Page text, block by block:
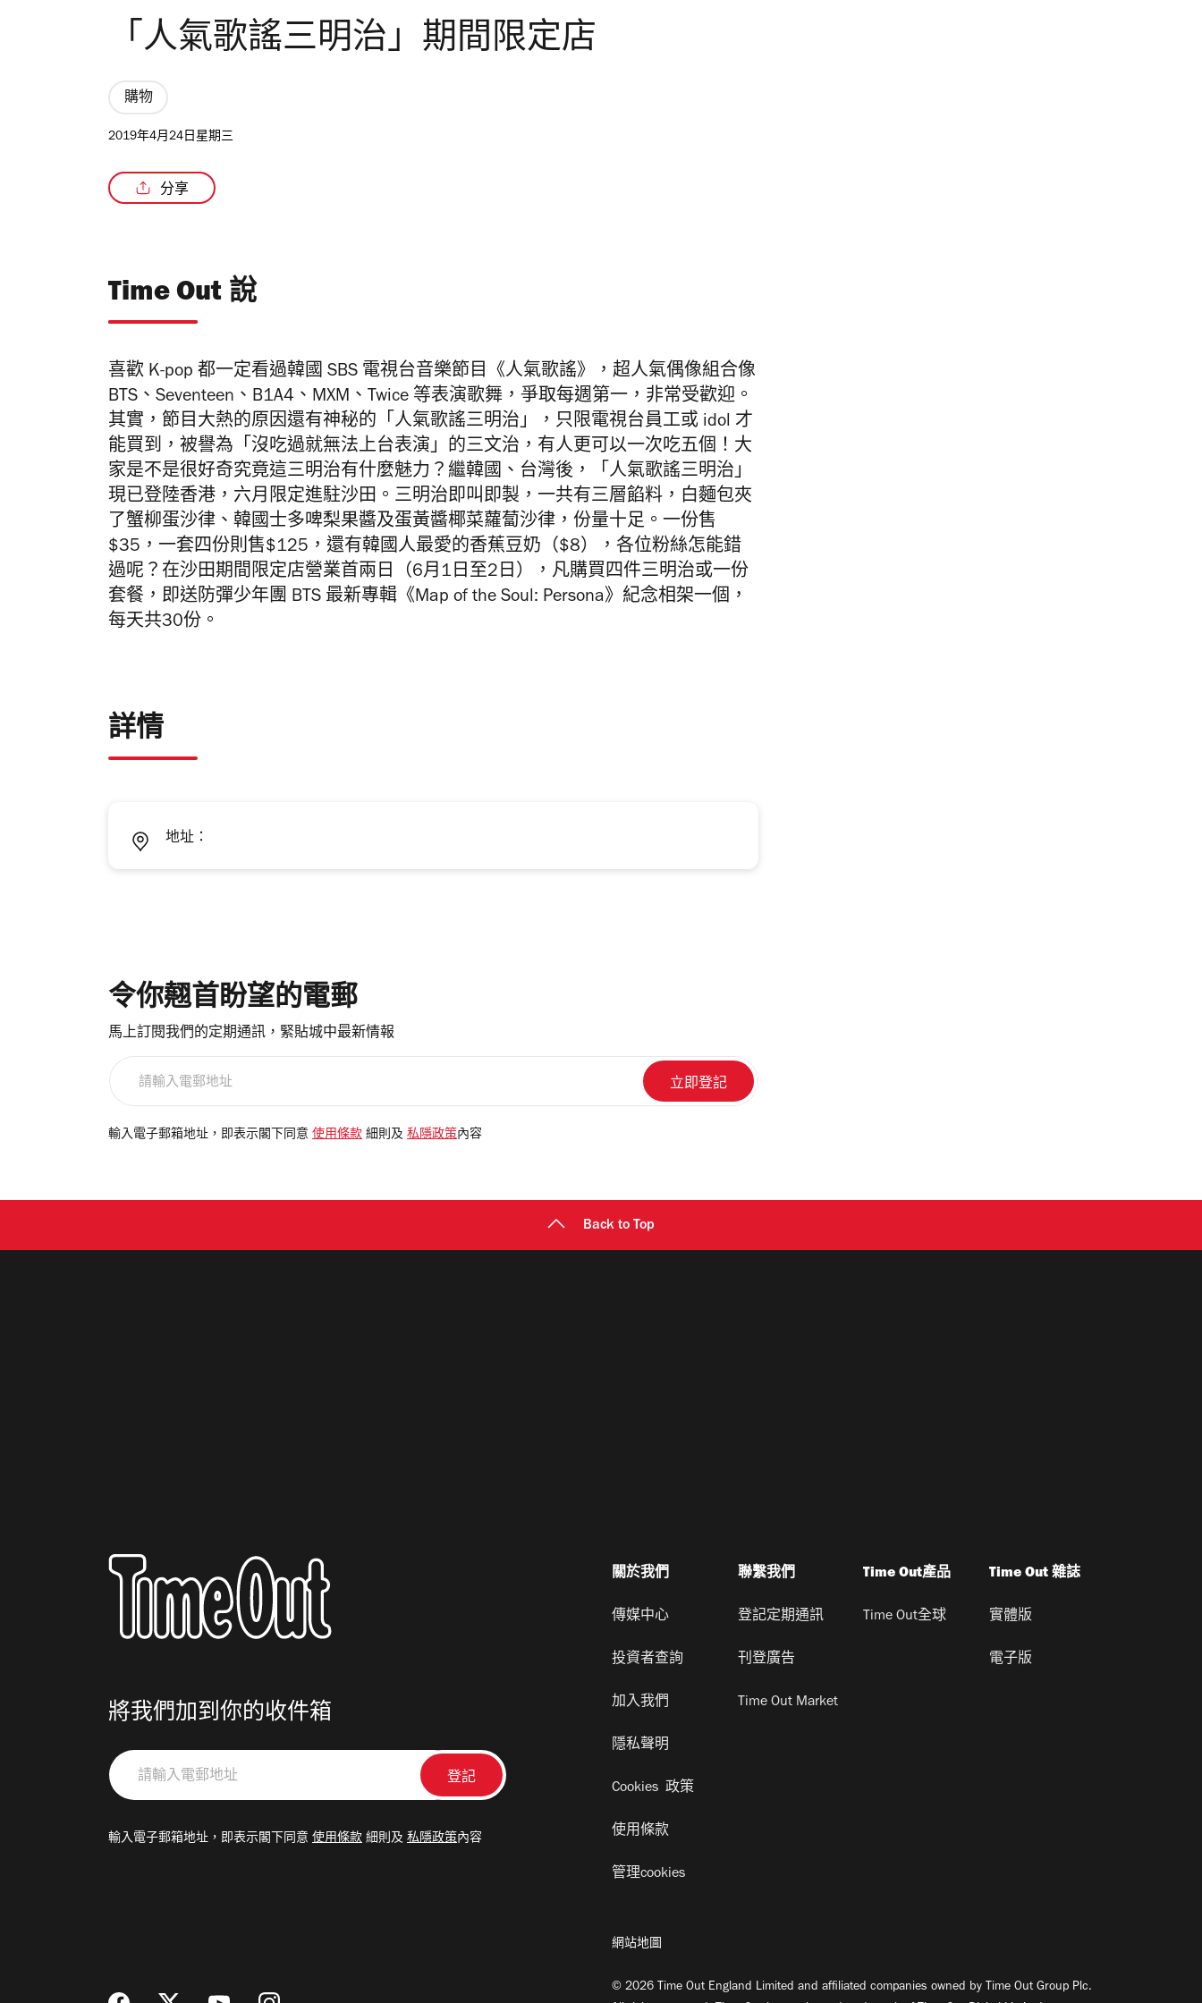
「人氣歌謠三明治」期間限定店
購物
2019年4月24日星期三
分享
Time Out 說
喜歡 K-pop 都一定看過韓國 SBS 電視台音樂節目《人氣歌謠》，超人氣偶像組合像
BTS、Seventeen、B1A4、MXM、Twice 等表演歌舞，爭取每週第一，非常受歡迎。
其實，節目大熱的原因還有神秘的「人氣歌謠三明治」，只限電視台員工或 idol 才
能買到，被譽為「沒吃過就無法上台表演」的三文治，有人更可以一次吃五個！大
家是不是很好奇究竟這三明治有什麼魅力？繼韓國、台灣後，「人氣歌謠三明治」
現已登陸香港，六月限定進駐沙田。 三明治即叫即製，一共有三層餡料，白麵包夾
了蟹柳蛋沙律、韓國士多啤梨果醬及蛋黃醬椰菜蘿蔔沙律，份量十足。一份售
$35，一套四份則售$125，還有韓國人最愛的香蕉豆奶（$8），各位粉絲怎能錯
過呢？在沙田期間限定店營業首兩日（6月1日至2日），凡購買四件三明治或一份
套餐，即送防彈少年團 BTS 最新專輯《Map of the Soul: Persona》紀念相架一個，
每天共30份。
詳情
地址：
令你翹首盼望的電郵
馬上訂閱我們的定期通訊，緊貼城中最新情報
電
輸入電子郵箱地址，即表示閣下同意 使用條款 細則及 私隱政策 內容
Back to Top
將我們加到你的收件箱
請
輸
郵
輸入電子郵箱地址，即表示閣下同意 使用條款 細則及 私隱政策內容
關於我們
傳媒中心
投資者查詢
加入我們
隱私聲明
Cookies 政策
使用條款
管理cookies
聯繫我們
登記定期通訊
刊登廣告
Time Out Market
Time Out產品
Time Out全球
Time Out 雜誌
實體版
電子版
網站地圖
© 2026 Time Out England Limited and affiliated companies owned by Time Out Group Plc.